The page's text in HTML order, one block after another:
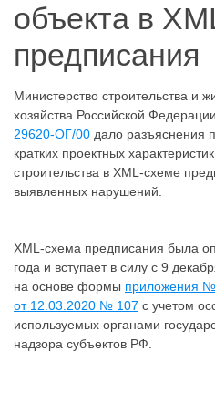
объекта в
предписания
Министерство строительства и
хозяйства Российской
29620-ОГ/00 дало разъяснения
кратких проектных
строительства в XML-схеме
выявленных нарушений.
XML-схема предписания была
года и вступает в силу с 9
на основе формы приложения
от 12.03.2020 № 107 с учетом
используемых органами
надзора субъектов РФ.